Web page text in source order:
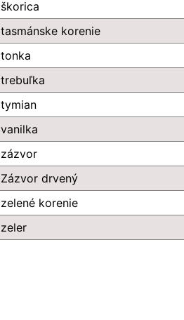
škorica
tasmánske korenie
tonka
trebuľka
tymian
vanilka
zázvor
Zázvor drvený
zelené korenie
zeler